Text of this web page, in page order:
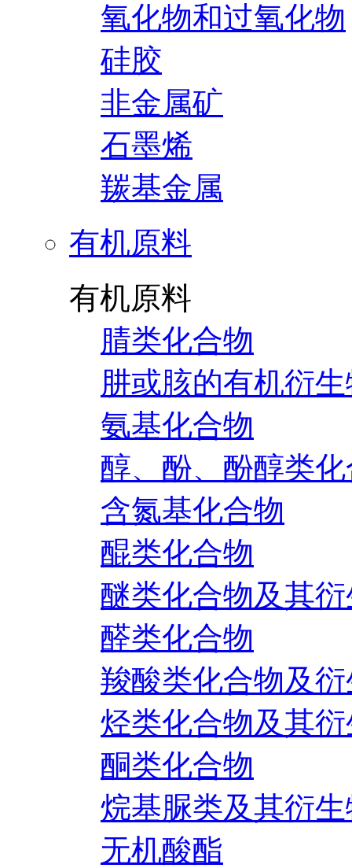
氧化物和过氧化物
硅胶
非金属矿
石墨烯
羰基金属
有机原料
有机原料
腈类化合物
肼或胲的有机衍
氨基化合物
醇、酚、酚醇类
含氮基化合物
醌类化合物
醚类化合物及其
醛类化合物
羧酸类化合物及
烃类化合物及其
酮类化合物
烷基脲类及其衍
无机酸酯